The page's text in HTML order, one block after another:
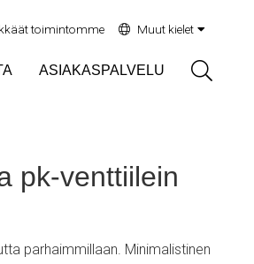
toimintomme Muut kielet
ASIAKASPALVELU
pk-venttiilein
parhaimmillaan. Minimalistinen